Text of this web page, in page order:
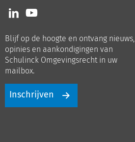
Volg
ons
LinkedIn
Volg
ons
Youtube
Blijf op de hoogte en ontvang nieuws,
opinies en aankondigingen van
Schulinck Omgevingsrecht in uw
mailbox.
Inschrijven